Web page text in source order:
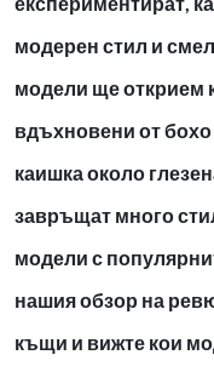
модерен стил и
модели ще открием
вдъхновени от бохо
каишка около
завръщат много
модели с
нашия обзор на
къщи и вижте кои